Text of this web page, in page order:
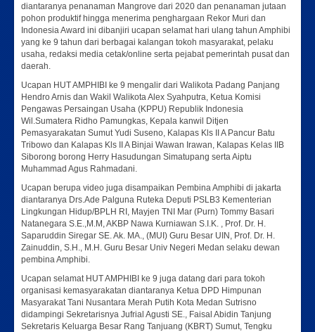
diantaranya penanaman Mangrove dari 2020 dan penanaman jutaan
pohon produktif hingga menerima penghargaan Rekor Muri dan
Indonesia Award ini dibanjiri ucapan selamat hari ulang tahun Amphibi
yang ke 9 tahun dari berbagai kalangan tokoh masyarakat, pelaku
usaha, redaksi media cetak/online serta pejabat pemerintah pusat dan
daerah.
Ucapan HUT AMPHIBI ke 9 mengalir dari Walikota Padang Panjang
Hendro Arnis dan Wakil Walikota Alex Syahputra, Ketua Komisi
Pengawas Persaingan Usaha (KPPU) Republik Indonesia
Wil.Sumatera Ridho Pamungkas, Kepala kanwil Ditjen
Pemasyarakatan Sumut Yudi Suseno, Kalapas Kls II A Pancur Batu
Tribowo dan Kalapas Kls II A Binjai Wawan Irawan, Kalapas Kelas IIB
Siborong borong Herry Hasudungan Simatupang serta Aiptu
Muhammad Agus Rahmadani.
Ucapan berupa video juga disampaikan Pembina Amphibi di jakarta
diantaranya Drs.Ade Palguna Ruteka Deputi PSLB3 Kementerian
Lingkungan Hidup/BPLH RI, Mayjen TNI Mar (Purn) Tommy Basari
Natanegara S.E.,M.M, AKBP Nawa Kurniawan S.I.K. , Prof. Dr. H.
Saparuddin Siregar SE. Ak. MA., (MUI) Guru Besar UIN, Prof. Dr. H.
Zainuddin, S.H., M.H. Guru Besar Univ Negeri Medan selaku dewan
pembina Amphibi.
Ucapan selamat HUT AMPHIBI ke 9 juga datang dari para tokoh
organisasi kemasyarakatan diantaranya Ketua DPD Himpunan
Masyarakat Tani Nusantara Merah Putih Kota Medan Sutrisno
didampingi Sekretarisnya Jufrial Agusti SE., Faisal Abidin Tanjung
Sekretaris Keluarga Besar Rang Tanjuang (KBRT) Sumut, Tengku